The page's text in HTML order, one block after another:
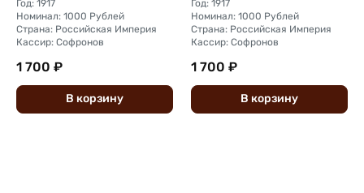
Год: 1917
Номинал: 1000 Рублей
Страна: Российская Империя
Кассир: Софронов
1 700 ₽
В корзину
Год: 1917
Номинал: 1000 Рублей
Страна: Российская Империя
Кассир: Софронов
1 700 ₽
В корзину